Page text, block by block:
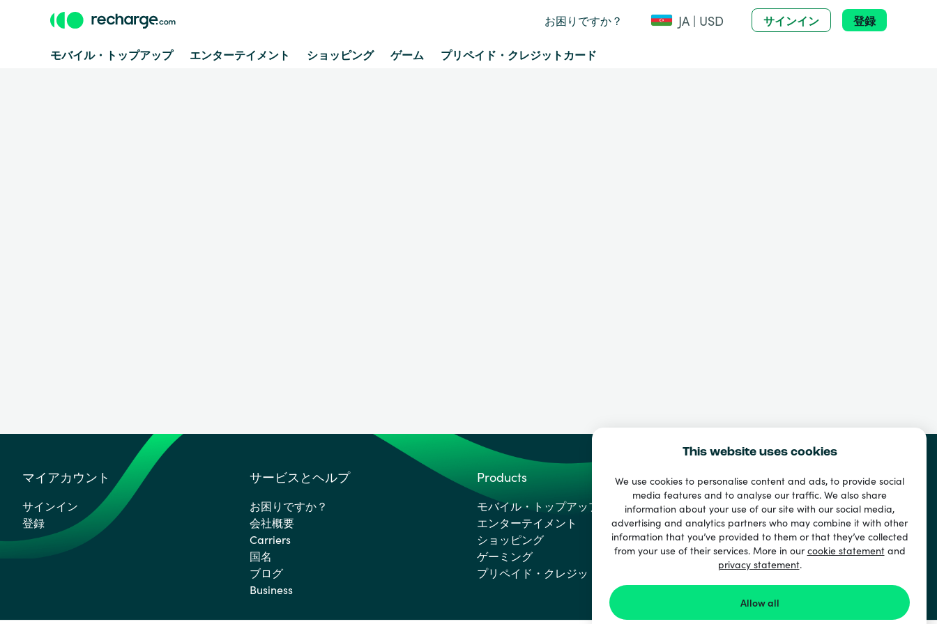
This website uses cookies
We use cookies to personalise content and ads, to provide social
media features and to analyse our traffic. We also share
information about your use of our site with our social media,
advertising and analytics partners who may combine it with other
information that you’ve provided to them or that they’ve collected
from your use of their services. More in ourcookie statementand
privacy statement.
Allow all
お困りですか？ JA | USD サインイン 登録
モバイル・トップアップ エンターテイメント ショッピング ゲーム プリペイド・クレジットカード
マイアカウント
サインイン
登録
サービスとヘルプ
お困りですか？
会社概要
Carriers
国名
ブログ
Business
Products
モバイル・トップアップ
エンターテイメント
ショッピング
ゲーミング
プリペイド・クレジットカード